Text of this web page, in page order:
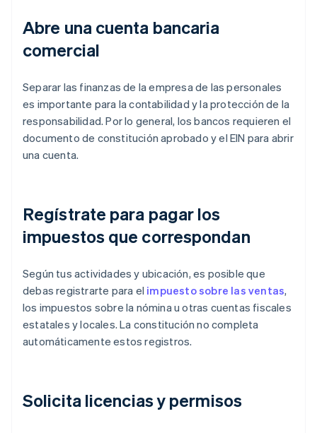
Abre una cuenta bancaria
comercial
Separar las finanzas de la empresa de las personales
es importante para la contabilidad y la protección de la
responsabilidad. Por lo general, los bancos requieren el
documento de constitución aprobado y el EIN para abrir
una cuenta.
Regístrate para pagar los
impuestos que correspondan
Según tus actividades y ubicación, es posible que
debas registrarte para el impuesto sobre las ventas,
los impuestos sobre la nómina u otras cuentas fiscales
estatales y locales. La constitución no completa
automáticamente estos registros.
Solicita licencias y permisos